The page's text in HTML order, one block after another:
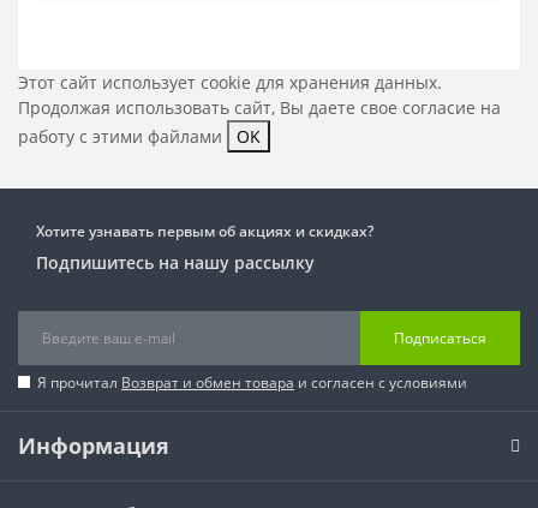
Этот сайт использует cookie для хранения данных.
Продолжая использовать сайт, Вы даете свое согласие на
работу с этими файлами
OK
Хотите узнавать первым об акциях и скидках?
Подпишитесь на нашу рассылку
Подписаться
Я прочитал Возврат и обмен товара и согласен с условиями
Информация